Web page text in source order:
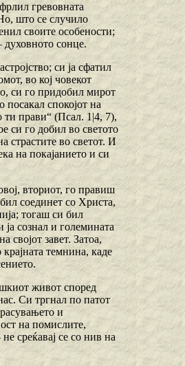
гревовната
што се случило
своите особености;
духовното сонце.
си ја сфатил
во кој човекот
си го придобил мирот
спокојот на
ти прави“ (Псал. 1|4, 7),
си го добил во светото
страстите во светот. И
на покајанието и си
вториот, го правиш
соединет со Христа,
тогаш си бил
сознал и големината
својот завет. Затоа,
темнина, каде
живот според
Си тргнал по патот
и
на помислите,
среќавај се со нив на